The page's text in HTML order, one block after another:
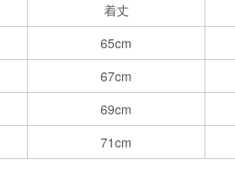
着丈
65cm
67cm
69cm
71cm